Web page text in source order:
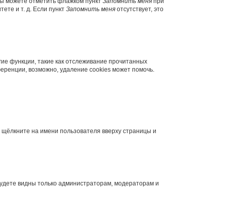
и т. д. Если пункт Запомнить меня отсутствует, это
функции, такие как отслеживание прочитанных
возможно, удаление cookies может помочь.
на имени пользователя вверху страницы и
видны только администраторам, модераторам и